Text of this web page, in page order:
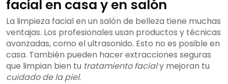
facial en casa y en salón
La limpieza facial en un salón de belleza tiene muchas
ventajas. Los profesionales usan productos y técnicas
avanzadas, como el ultrasonido. Esto no es posible en
casa. También pueden hacer extracciones seguras
que limpian bien tu tratamiento facialy mejoran tu
cuidado de la piel.